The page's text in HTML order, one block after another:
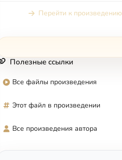
...
Перейти к произведению
Полезные ссылки
Все файлы произведения
Этот файл в произведении
Все произведения автора